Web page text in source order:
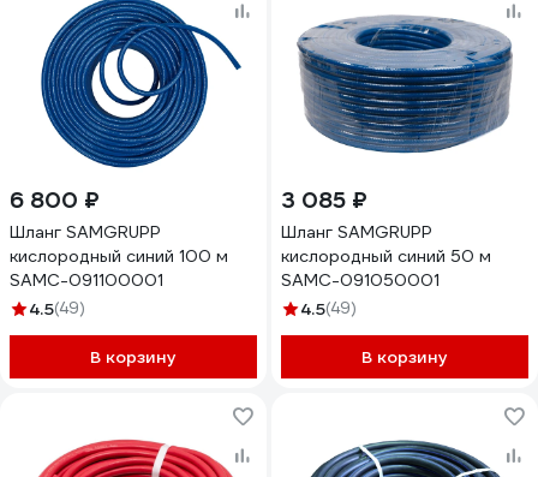
6 800 ₽
Шланг SAMGRUPP
кислородный синий 100 м
SAMC-091100001
4.5(49)
В корзину
3 085 ₽
Шланг SAMGRUPP
кислородный синий 50 м
SAMC-091050001
4.5(49)
В корзину